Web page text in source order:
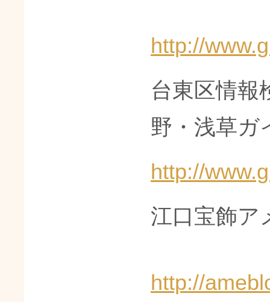
http://
台東区情
野・浅草ガ
http://
江口宝飾ア
http://